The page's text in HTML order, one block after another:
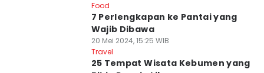
Food
7 Perlengkapan ke Pantai yang
Wajib Dibawa
20 Mei 2024, 15:25 WIB
Travel
25 Tempat Wisata Kebumen yang